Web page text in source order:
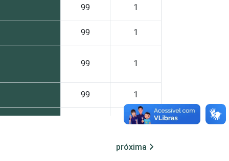
99 1
99 1
99 1
99 1
7
próxima